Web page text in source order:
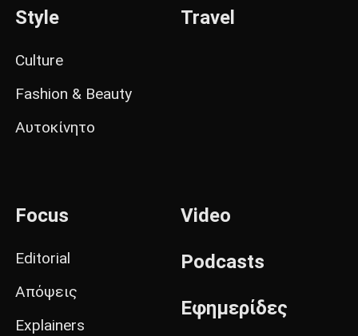
Style
Culture
Fashion & Beauty
Αυτοκίνητο
Travel
Focus
Editorial
Απόψεις
Explainers
Video
Podcasts
Εφημερίδες